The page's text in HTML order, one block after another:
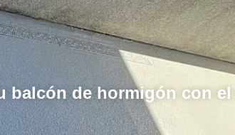
balcón de hormigón con